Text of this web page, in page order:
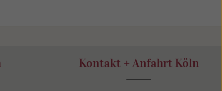
Kontakt + Anfahrt Köln